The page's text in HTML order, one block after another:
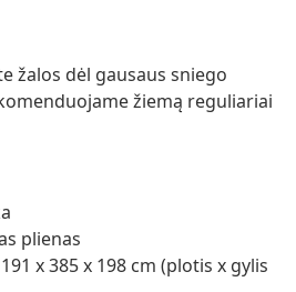
žalos dėl gausaus sniego
žiemą reguliariai
plienas
x 385 x 198 cm (plotis x gylis